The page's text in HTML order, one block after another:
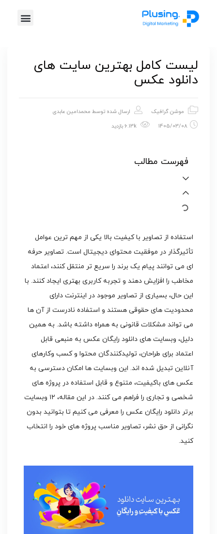
لیست کامل بهترین سایت های
دانلود عکس
موشن گرافیک ارسال شده توسط محمدامین عابدی
1405/03/08
فهرست مطالب
استفاده از تصاویر با کیفیت بالا یکی از مهم ترین عوامل
تأثیرگذار در موفقیت محتوای دیجیتال است. تصاویر حرفه
ای می توانند پیام یک برند را سریع تر منتقل کنند، اعتماد
مخاطب را افزایش دهند و تجربه کاربری بهتری ایجاد کنند. با
این حال، بسیاری از تصاویر موجود در اینترنت دارای
محدودیت های حقوقی هستند و استفاده نادرست از آن ها
می تواند مشکلات قانونی به همراه داشته باشد. به همین
دلیل، وبسایت های دانلود رایگان عکس به منبعی قابل
اعتماد برای طراحان، تولیدکنندگان محتوا و کسب وکارهای
آنلاین تبدیل شده اند. این وبسایت ها امکان دسترسی به
عکس های باکیفیت، متنوع و قابل استفاده در پروژه های
شخصی و تجاری را فراهم می کنند. در این مقاله، ۱۲ وبسایت
برتر دانلود رایگان عکس را معرفی می کنیم تا بتوانید بدون
نگرانی از حق نشر، تصاویر مناسب پروژه های خود را انتخاب
کنید.